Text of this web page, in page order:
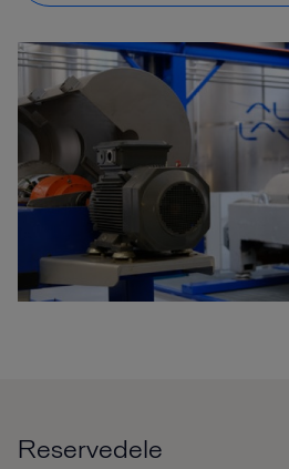
Reservedele